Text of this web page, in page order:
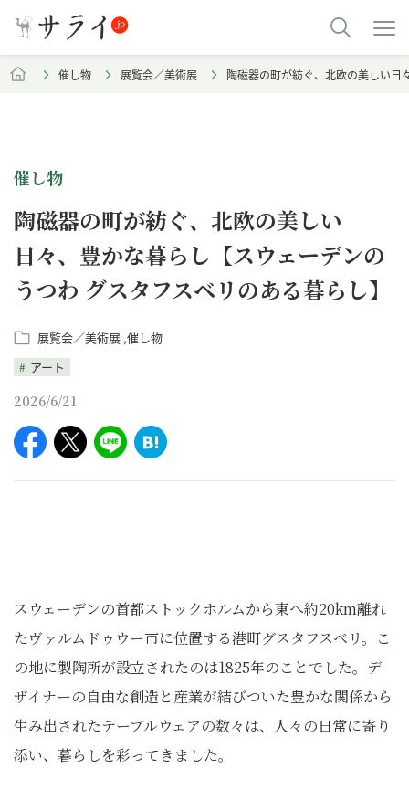
催し物 展覧会／美術展 陶磁器の町が紡ぐ、北欧の美しい日
催し物
陶磁器の町が紡ぐ、北欧の美しい
日々、豊かな暮らし【スウェーデンの
うつわ グスタフスベリのある暮らし】
展覧会／美術展 催し物
アート
2026/6/21
スウェーデンの首都ストックホルムから東へ約20km離れ
たヴァルムドゥウー市に位置する港町グスタフスベリ。こ
の地に製陶所が設立されたのは1825年のことでした。デ
ザイナーの自由な創造と産業が結びついた豊かな関係から
生み出されたテーブルウェアの数々は、人々の日常に寄り
添い、暮らしを彩ってきました。